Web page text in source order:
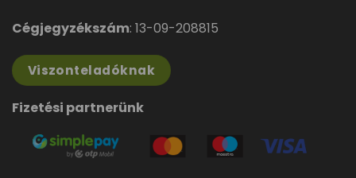
Cégjegyzékszám: 13-09-208815
Viszonteladóknak
Fizetési partnerünk